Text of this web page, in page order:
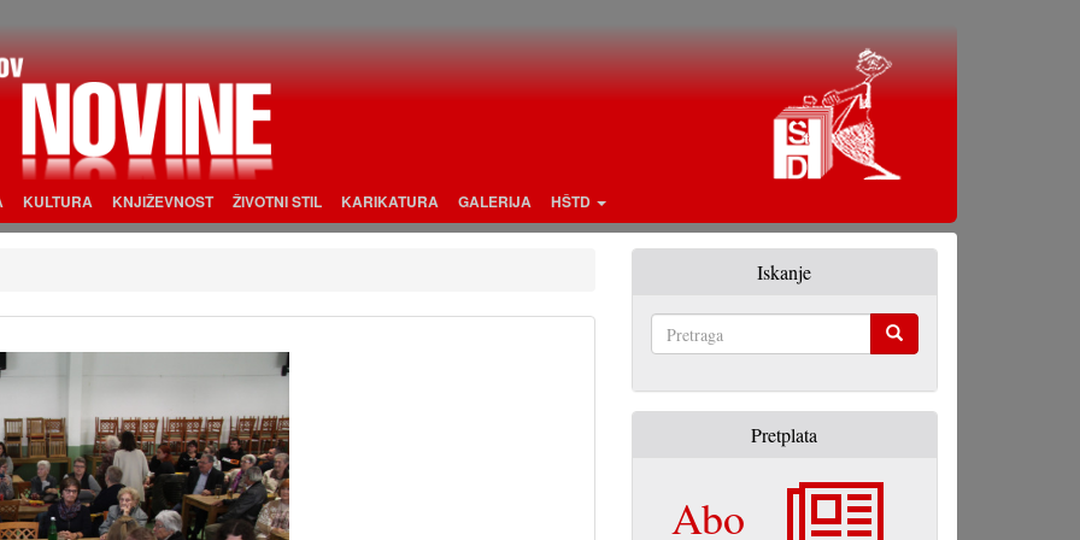
KULTURA KNJIŽEVNOST ŽIVOTNI STIL KARIKATURA GALERIJA HŠTD
Iskanje
Pretplata
Abo